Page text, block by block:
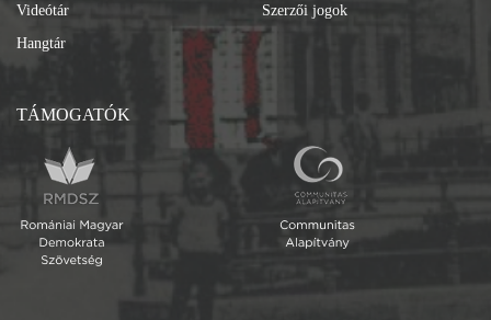
Videótár
Hangtár
Szerzői jogok
TÁMOGATÓK